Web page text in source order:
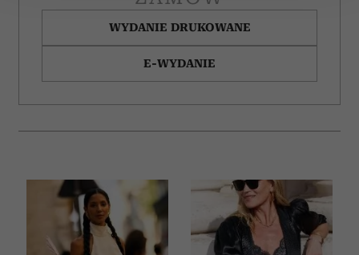
Wykorzystujemy pliki cookie do spersonalizowania treści
i reklam, aby oferować funkcje społecznościowe i
analizować ruch w naszej witrynie. Informacje o tym, jak
korzystasz z naszej witryny, udostępniamy partnerom
społecznościowym, reklamowym i analitycznym.
WYDANIE DRUKOWANE
E-WYDANIE